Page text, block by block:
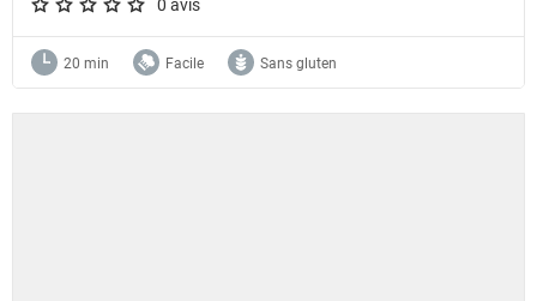
A star rating of 0 out of 5.
20 min Facile Sans gluten